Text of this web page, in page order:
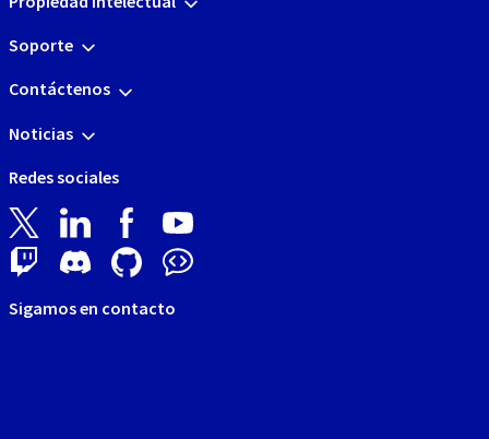
Soporte
Contáctenos
Noticias
Redes sociales
Sigamos en contacto